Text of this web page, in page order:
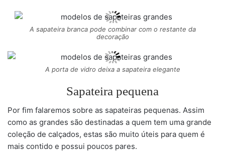
A sapateira branca pode combinar com o restante da
decoração
A porta de vidro deixa a sapateira elegante
Sapateira pequena
Por fim falaremos sobre as sapateiras pequenas. Assim
como as grandes são destinadas a quem tem uma grande
coleção de calçados, estas são muito úteis para quem é
mais contido e possui poucos pares.